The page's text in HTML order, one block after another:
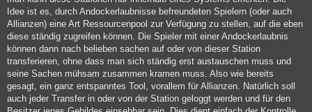
Idee ist es, durch Andockerlaubnisse befreundeten Spielern (oder auch
Allianzen) eine Art Ressourcenpool zur Verfügung zu stellen, auf die eben
diese ständig zugreifen können. Die Spieler mit einer Andockerlaubnis
können dann nach belieben sachen auf oder von dieser Station
transferieren, ohne dass man sich ständig erst austauschen muss und
seine Sachen mühsam zusammen kramen muss. Also wie bereits
gesagt, ein ganz entspanntes Tool, vorallem für Allianzen. Natürlich soll
auch jeder Transfer in oder von der Station geloggt werden und für den